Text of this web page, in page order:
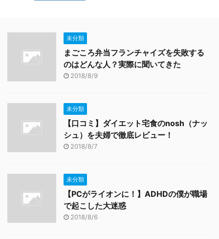
未分類
まごころ弁当フランチャイズを失敗する
のはどんな人？実際に聞いてきた
2018/8/9
未分類
【口コミ】ダイエット宅食のnosh（ナッ
シュ）を夫婦で徹底レビュー！
2018/8/7
未分類
【PCがライオンに！】ADHDの僕が職場
で起こした大迷惑
2018/8/6